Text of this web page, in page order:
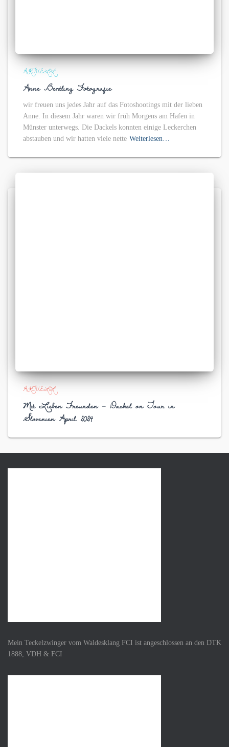
AKTUELL
Anne Bertling Fotografie
wir freuen uns jedes Jahr auf das Fotoshootings mit der lieben
Anne. In diesem Jahr waren wir früh Morgens am Hafen in
Münster unterwegs. Die Dackels konnten einige Leckerchen
abstauben und wir hatten viele nette Weiterlesen…
AKTUELL
Mit Lieben Freunden – Dackel on Tour in
Slovenien April. 2024
Mein Teckelzwinger vom Waldesklang FCI ist angeschlossen an den DTK
1888, VDH & FCI